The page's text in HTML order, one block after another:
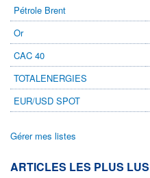
Pétrole Brent
Or
CAC 40
TOTALENERGIES
EUR/USD SPOT
Gérer mes listes
ARTICLES LES PLUS LUS